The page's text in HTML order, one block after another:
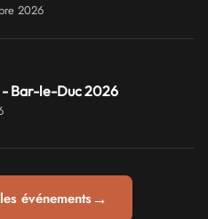
2026
Bar-le-Duc 2026
événements→